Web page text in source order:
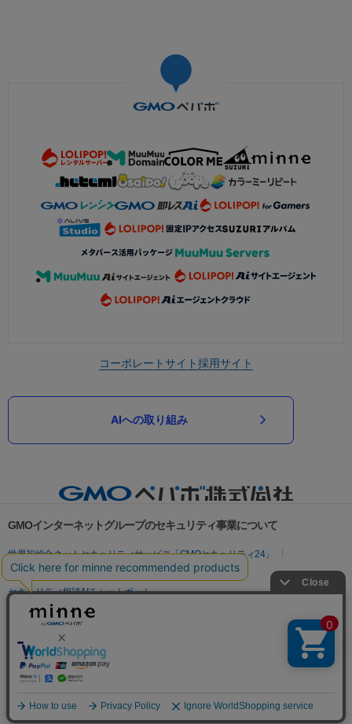
コーポレートサイト採用サイト
AIへの取り組み
GMOインターネットグループのセキュリティ事業について
世界初総合ネットセキュリティサービス「GMOセキュリティ24」
パスワード漏洩診断
Webサイトリスク診断
セキュリティ相談AIチャットボット
実在証明・盗聴対策
サイバー攻撃対策（GMO Flatt Security）
セキュリティ事業の軌跡